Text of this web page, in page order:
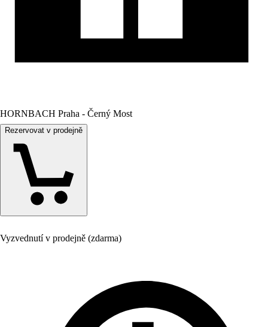
HORNBACH Praha - Černý Most
Rezervovat v prodejně
Vyzvednutí v prodejně (zdarma)